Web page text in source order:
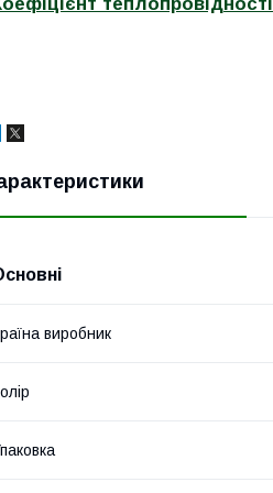
виробник